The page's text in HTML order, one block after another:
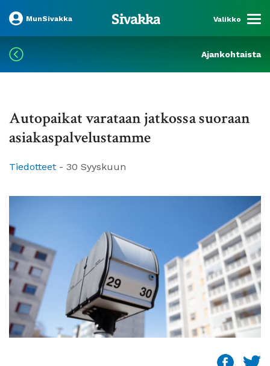
MunSivakka Valikko
Ajankohtaista
Autopaikat varataan jatkossa suoraan
asiakaspalvelustamme
Tiedotteet - 30 Syyskuun